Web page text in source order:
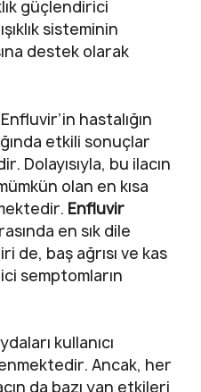
güçlendirici
sisteminin
destek olarak
hastalığın
etkili sonuçlar
Dolayısıyla, bu ilacın
olan en kısa
Enfluvir
en sık dile
de, baş ağrısı ve kas
semptomların
kullanıcı
Ancak, her
da bazı yan etkileri